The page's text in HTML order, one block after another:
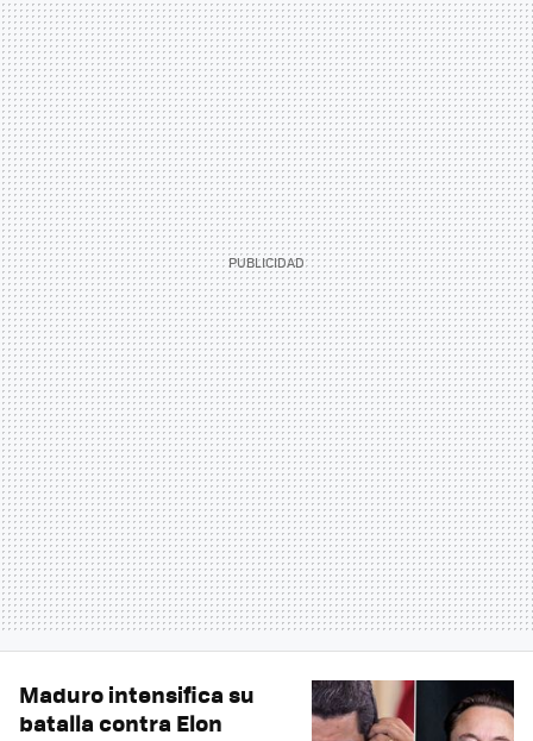
Maduro intensifica su
batalla contra Elon